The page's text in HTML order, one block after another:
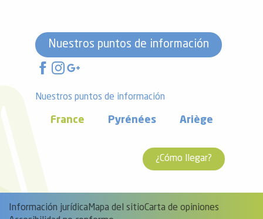
Nuestros puntos de información
Nuestros puntos de información
France Pyrénées Ariège
¿Cómo llegar?
Información jurídica Mapa del sitioCarta de opiniones